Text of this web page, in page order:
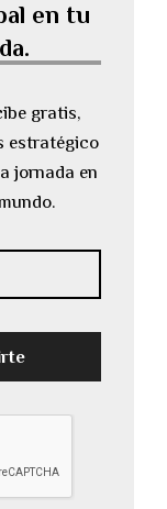
en tu
gratis,
estratégico
jornada en